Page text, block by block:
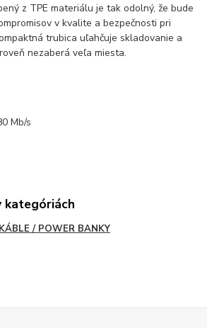
z TPE materiálu je tak odolný, že bude
v kvalite a bezpečnosti pri
trubica uľahčuje skladovanie a
nezaberá veľa miesta.
Mb/s
kategóriách
/ POWER BANKY